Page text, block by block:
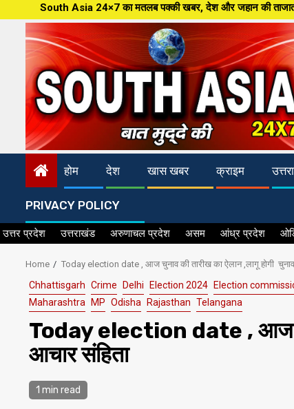
to
content
24×7 का मतलब पक्की खबर, देश और जहान की ताजातरीन
होम देश खास खबर क्राइम
PRIVACY POLICY
उत्तर प्रदेश उत्तराखंड अरुणाचल प्रदेश असम आंध्र प्रदेश
Home Today election date , आज चुनाव की तारीख का ऐलान ,लागू होगी
Chhattisgarh Crime Delhi Election 2024 Election
Maharashtra
MP Odisha Rajasthan Telangana
Today election date , आज
आचार संहिता
1 min read